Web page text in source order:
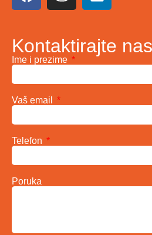
Kontaktirajte nas
Ime i prezime
Vaš email
Telefon
Poruka